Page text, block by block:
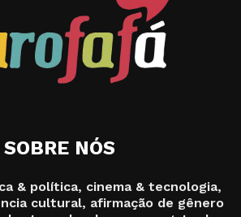
SOBRE NÓS
& política, cinema & tecnologia,
cultural, afirmação de gênero